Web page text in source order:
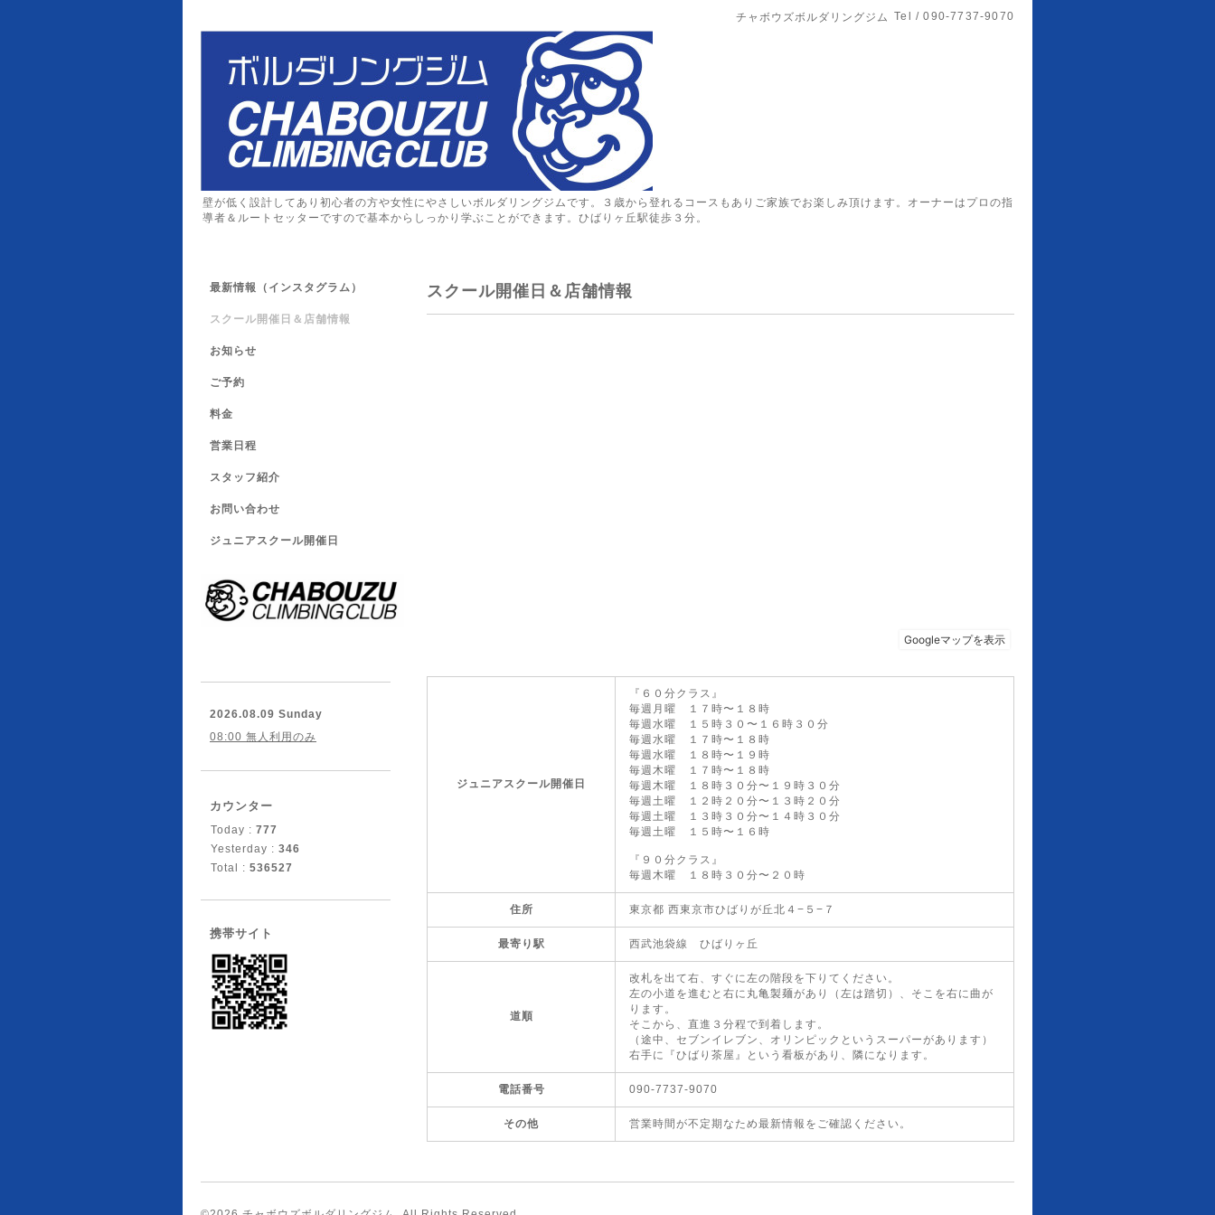
チャボウズボルダリングジム Tel / 090-7737-9070
壁が低く設計してあり初心者の方や女性にやさしいボルダリングジムです。３歳から登れるコースもありご家族でお楽しみ頂けます。オーナーはプロの指
導者＆ルートセッターですので基本からしっかり学ぶことができます。ひばりヶ丘駅徒歩３分。
スクール開催日＆店舗情報
ジュニアスクール開催日
『６０分クラス』
毎週月曜 １７時〜１８時
毎週水曜 １５時３０〜１６時３０分
毎週水曜 １７時〜１８時
毎週水曜 １８時〜１９時
毎週木曜 １７時〜１８時
毎週木曜 １８時３０分〜１９時３０分
毎週土曜 １２時２０分〜１３時２０分
毎週土曜 １３時３０分〜１４時３０分
毎週土曜 １５時〜１６時
『９０分クラス』
毎週木曜 １８時３０分〜２０時
住所 東京都 西東京市ひばりが丘北４−５−７
最寄り駅 西武池袋線 ひばりヶ丘
道順
改札を出て右、すぐに左の階段を下りてください。
左の小道を進むと右に丸亀製麺があり（左は踏切）、そこを右に曲が
ります。
そこから、直進３分程で到着します。
（途中、セブンイレブン、オリンピックというスーパーがあります）
右手に『ひばり茶屋』という看板があり、隣になります。
電話番号 090-7737-9070
その他 営業時間が不定期なため最新情報をご確認ください。
最新情報（インスタグラム）
スクール開催日＆店舗情報
お知らせ
ご予約
料金
営業日程
スタッフ紹介
お問い合わせ
ジュニアスクール開催日
2026.08.09 Sunday
08:00 無人利用のみ
カウンター
Today : 777
Yesterday : 346
Total : 536527
携帯サイト